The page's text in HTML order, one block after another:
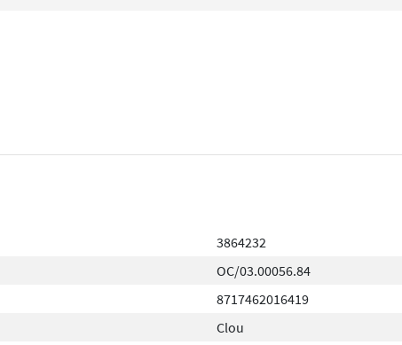
3864232
OC/03.00056.84
8717462016419
Clou